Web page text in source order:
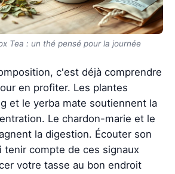
Tea : un thé pensé pour la journée
c'est déjà comprendre
en profiter. Les plantes
et le yerba mate soutiennent la
Le chardon-marie et le
la digestion. Écouter son
tenir compte de ces signaux
votre tasse au bon endroit